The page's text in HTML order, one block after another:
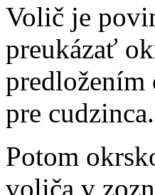
Volič je
preukázať
predložením
pre cudzinca.
Potom
voliča v